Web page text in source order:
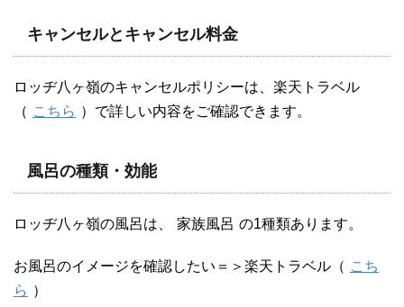
キャンセルとキャンセル料金
ロッヂ八ヶ嶺のキャンセルポリシーは、楽天トラベル
（ こちら ）で詳しい内容をご確認できます。
風呂の種類・効能
ロッヂ八ヶ嶺の風呂は、 家族風呂 の1種類あります。
お風呂のイメージを確認したい＝＞楽天トラベル（ こち
ら ）